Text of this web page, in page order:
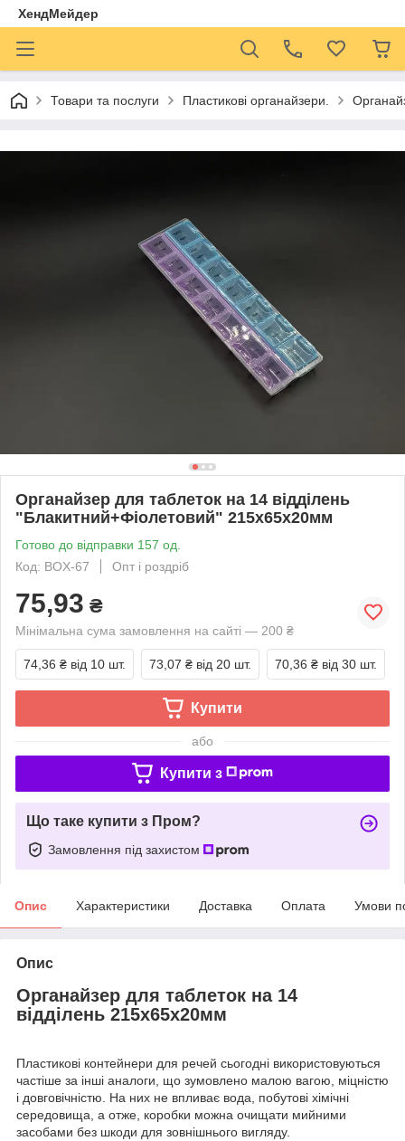
ХендМейдер
Товари та послуги Пластикові органайзери.
Органайзер для таблеток на 14 відділень
"Блакитний+Фіолетовий" 215х65х20мм
Готово до відправки 157 од.
Код: BOX-67
Опт і роздріб
75,93 ₴
Мінімальна сума замовлення на сайті — 200 ₴
74,36 ₴ від 10 шт. 73,07 ₴ від 20 шт. 70,36 ₴ від 30 шт.
Купити
або
Купити з
Що таке купити з Пром?
Замовлення під захистом
Опис Характеристики Доставка Оплата Умови
Опис
Органайзер для таблеток на 14
відділень 215х65х20мм
Пластикові контейнери для речей сьогодні використовуються
частіше за інші аналоги, що зумовлено малою вагою, міцністю
і довговічністю. На них не впливає вода, побутові хімічні
середовища, а отже, коробки можна очищати мийними
засобами без шкоди для зовнішнього вигляду.